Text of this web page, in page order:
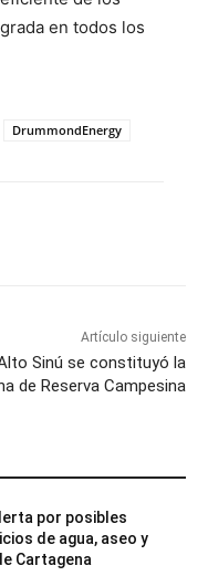
en todos los
DrummondEnergy
Artículo siguiente
Sinú se constituyó la
de Reserva Campesina
por posibles
de agua, aseo y
Cartagena